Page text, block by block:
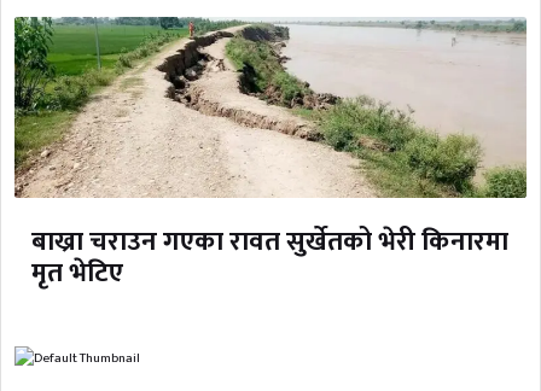
बाख्रा चराउन गएका रावत सुर्खेतको भेरी किनारमा
मृत भेटिए